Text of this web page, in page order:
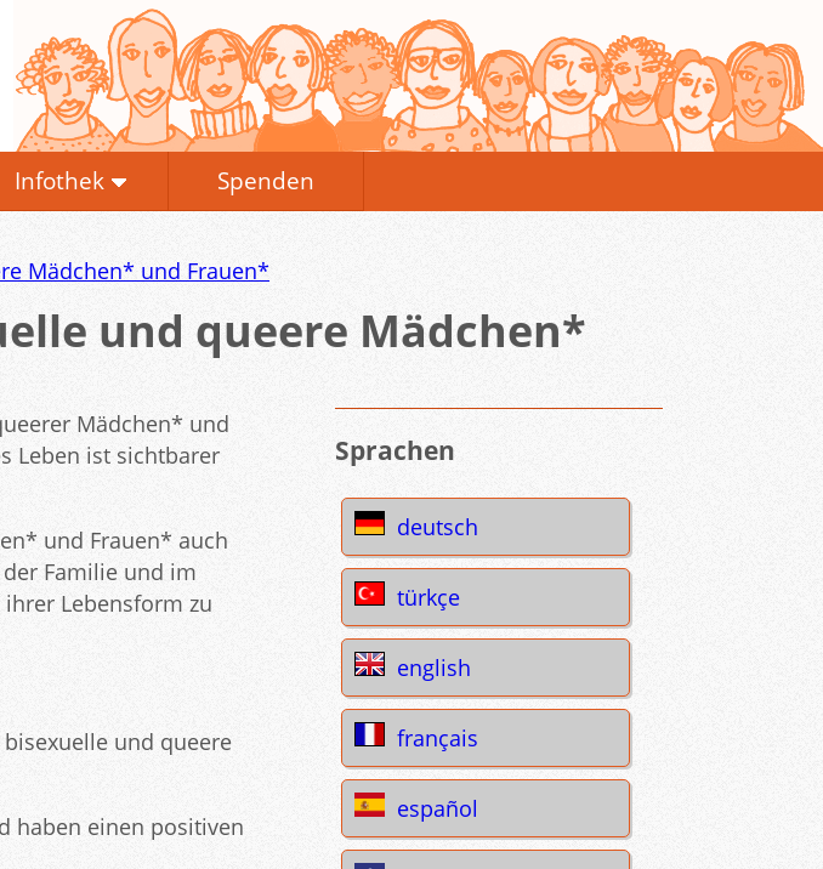
Infothek Spenden
Mädchen* und Frauen*
und queere Mädchen*
Sprachen
deutsch
türkçe
english
français
español
Mädchen* und
Leben ist sichtbarer
und Frauen* auch
Familie und im
Lebensform zu
und queere
haben einen positiven